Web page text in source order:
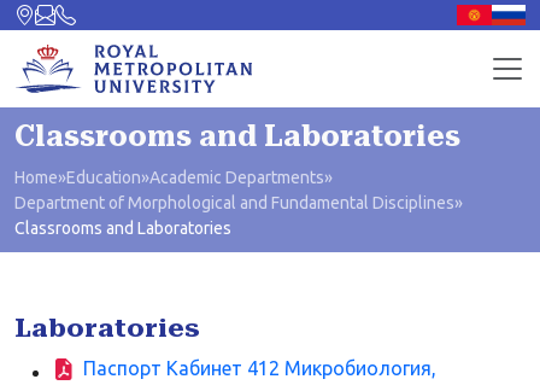
Classrooms and Laboratories
Home»Education»Academic Departments»
Department of Morphological and Fundamental Disciplines»
Classrooms and Laboratories
Laboratories
Паспорт Кабинет 412 Микробиология,